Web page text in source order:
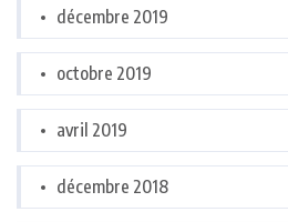
décembre 2019
octobre 2019
avril 2019
décembre 2018